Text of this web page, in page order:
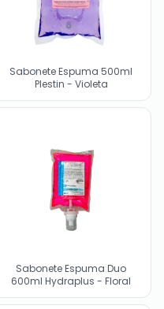
Sabonete Espuma 500ml
Plestin - Violeta
Sabonete Espuma Duo
600ml Hydraplus - Floral